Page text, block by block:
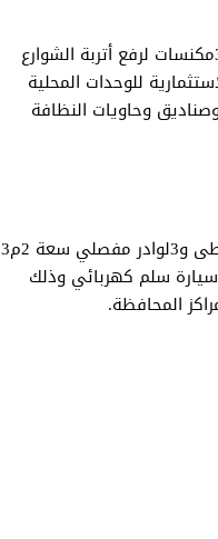
أشار السكرتير العام المساعد إلى أنه تم اليوم توريد واستلام 3مكنسات لرفع أتربة الشوارع
للوحدات المحلية
وحاويات النظافة
وأضاف مدير التخطيط أنه سبق توريد مكنسة آلية لمركز الواسطى و3لوادر مفصلي سعة 2م3
حمولة 20طن، 2سيارة مكبس حمولة 10طن وسيارة سلم كهربائي وذلك